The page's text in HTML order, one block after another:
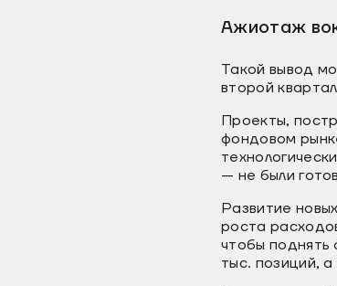
Ажиотаж
Такой вывод
второй
Проекты,
фондовом
— не были
Развитие
роста
чтобы поднять
тыс. позиций,